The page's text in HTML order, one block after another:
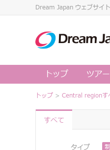
Dream Japan ウェブサイ
トップ ツアー
トップ > Central regionす
すべて
タイプ